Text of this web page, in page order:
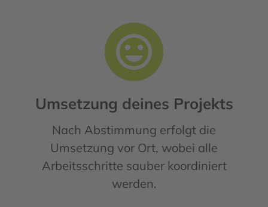
Umsetzung deines Projekts
Nach Abstimmung erfolgt die
Umsetzung vor Ort, wobei alle
Arbeitsschritte sauber koordiniert
werden.